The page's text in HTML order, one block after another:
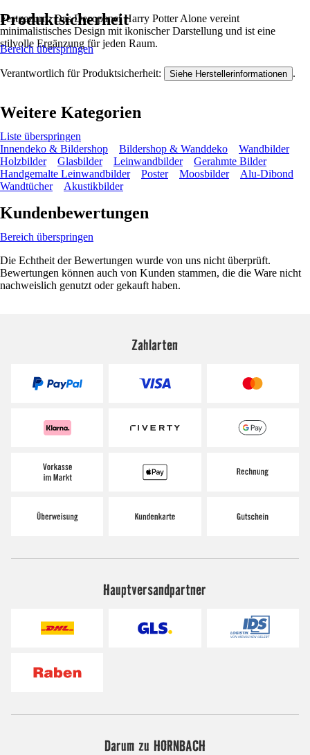
Festgezurrt: Das Decopanel Harry Potter Alone vereint
minimalistisches Design mit ikonischer Darstellung und ist eine
stilvolle Ergänzung für jeden Raum.
Produktsicherheit
Bereich überspringen
Verantwortlich für Produktsicherheit: Siehe Herstellerinformationen .
Weitere Kategorien
Liste überspringen
Innendeko & Bildershop
Bildershop & Wanddeko
Wandbilder
Holzbilder
Glasbilder Leinwandbilder
Gerahmte Bilder
Handgemalte Leinwandbilder
Poster Moosbilder
Alu-Dibond
Wandtücher
Akustikbilder
Kundenbewertungen
Bereich überspringen
Die Echtheit der Bewertungen wurde von uns nicht überprüft.
Bewertungen können auch von Kunden stammen, die die Ware nicht
nachweislich genutzt oder gekauft haben.
Zahlarten
Hauptversandpartner
Darum zu HORNBACH